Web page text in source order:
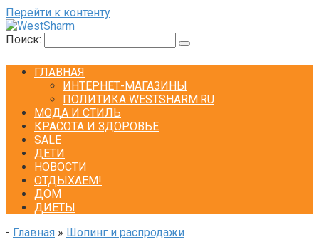
Перейти к контенту
Поиск:
ГЛАВНАЯ
ИНТЕРНЕТ-МАГАЗИНЫ
ПОЛИТИКА WESTSHARM.RU
МОДА И СТИЛЬ
КРАСОТА И ЗДОРОВЬЕ
SALE
ДЕТИ
НОВОСТИ
ОТДЫХАЕМ!
ДОМ
ДИЕТЫ
- Главная » Шопинг и распродажи